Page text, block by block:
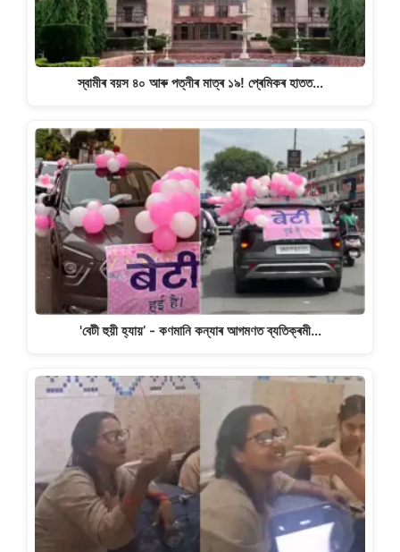
স্বামীৰ বয়স ৪০ আৰু পত্নীৰ মাত্ৰ ১৯! প্ৰেমিকৰ হাতত…
'বেটী হুয়ী হ্যায়’ - কণমানি কন্যাৰ আগমণত ব্যতিক্ৰমী…